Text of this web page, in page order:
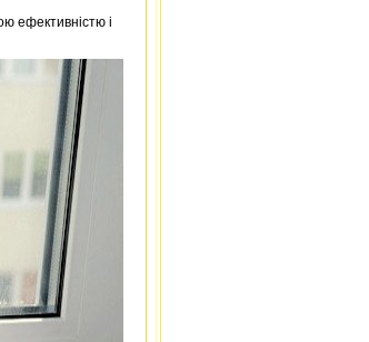
ефективністю і